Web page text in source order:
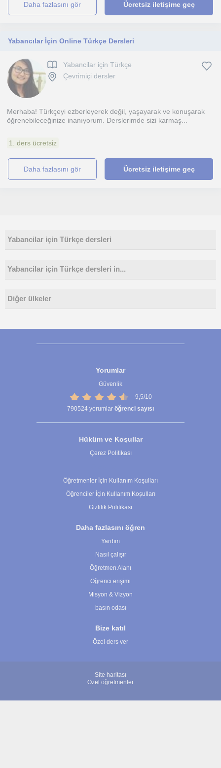
daha fazlasını gör Ücretsiz iletişime geç
Yabancılar İçin Online Türkçe Dersleri
Yabancilar için Türkçe
Çevrimiçi dersler
Merhaba! Türkçeyi ezberleyerek değil, yaşayarak ve konuşarak
öğrenebileceğinize inanıyorum. Derslerimde sizi karmaş...
1. ders ücretsiz
daha fazlasını gör Ücretsiz iletişime geç
Yabancilar için Türkçe dersleri
Yabancilar için Türkçe dersleri in...
Diğer ülkeler
Yorumlar
Güvenlik
9,5/10
790524 yorumlar öğrenci sayısı
Hüküm ve Koşullar
Çerez Politikası
Öğretmenler İçin Kullanım Koşulları
Öğrenciler İçin Kullanım Koşulları
Gizlilik Politikası
Daha fazlasını öğren
Yardım
Nasıl çalışır
Öğretmen Alanı
Öğrenci erişimi
Misyon & Vizyon
basın odası
Bize katıl
Özel ders ver
Site haritası
Özel öğretmenler